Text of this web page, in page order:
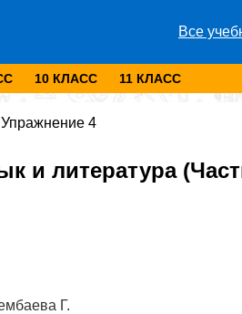
Все
10 КЛАСС 11 КЛАСС
Упражнение 4
и литература
Г.